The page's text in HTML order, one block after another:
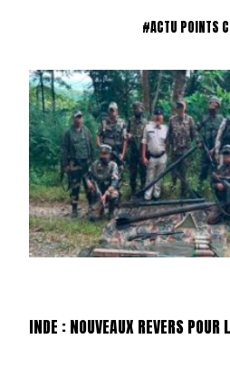
#ACTU POINTS
INDE : NOUVEAUX REVERS POUR